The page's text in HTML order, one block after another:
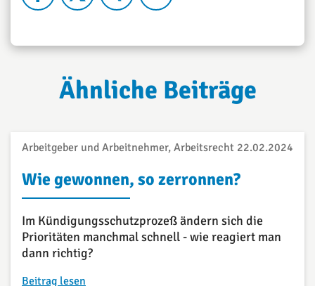
Ähnliche Beiträge
Arbeitgeber und Arbeitnehmer, Arbeitsrecht 22.02.2024
Wie gewonnen, so zerronnen?
Im Kündigungsschutzprozeß ändern sich die
Prioritäten manchmal schnell - wie reagiert man
dann richtig?
Beitrag lesen